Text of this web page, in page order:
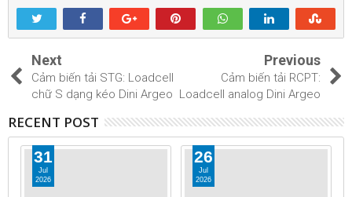
Next
Cảm biến tải STG: Loadcell
chữ S dạng kéo Dini Argeo
Previous
Cảm biến tải RCPT:
Loadcell analog Dini Argeo
RECENT POST
31
Jul
2026
26
Jul
2026